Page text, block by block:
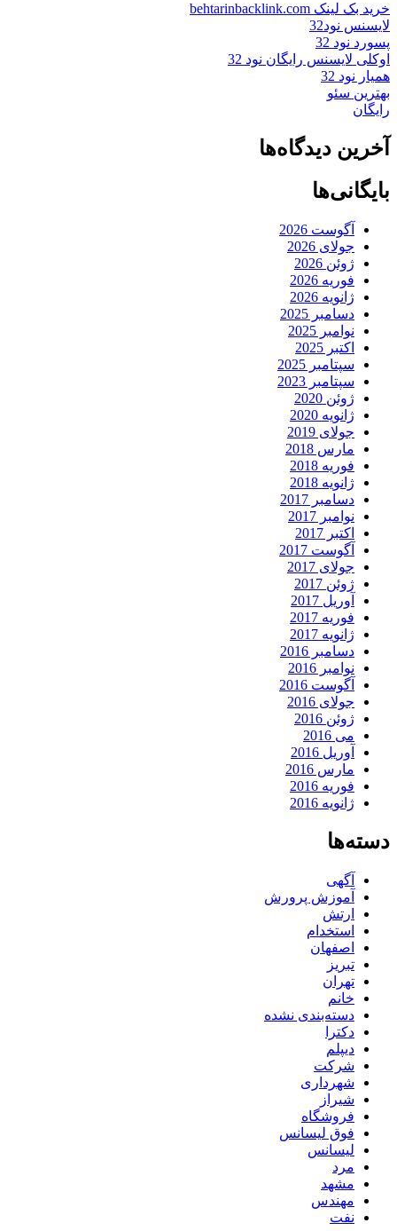
خرید بک لینک behtarinbacklink.com
لایسنس نود32
پسورد نود 32
اوکلی لایسنس رایگان نود 32
همیار نود 32
بهترین سئو
رایگان
آخرین دیدگاه‌ها
بایگانی‌ها
آگوست 2026
جولای 2026
ژوئن 2026
فوریه 2026
ژانویه 2026
دسامبر 2025
نوامبر 2025
اکتبر 2025
سپتامبر 2025
سپتامبر 2023
ژوئن 2020
ژانویه 2020
جولای 2019
مارس 2018
فوریه 2018
ژانویه 2018
دسامبر 2017
نوامبر 2017
اکتبر 2017
آگوست 2017
جولای 2017
ژوئن 2017
آوریل 2017
فوریه 2017
ژانویه 2017
دسامبر 2016
نوامبر 2016
آگوست 2016
جولای 2016
ژوئن 2016
می 2016
آوریل 2016
مارس 2016
فوریه 2016
ژانویه 2016
دسته‌ها
آگهی
آموزش پرورش
ارتش
استخدام
اصفهان
تبریز
تهران
خانم
دسته‌بندی نشده
دکترا
دیپلم
شرکت
شهرداری
شیراز
فروشگاه
فوق لیسانس
لیسانس
مرد
مشهد
مهندس
نفت